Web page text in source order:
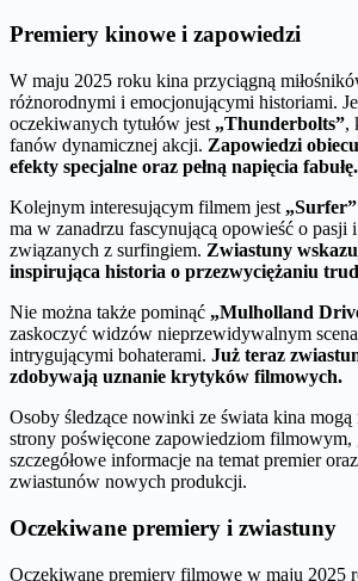
Premiery kinowe i zapowiedzi
W maju 2025 roku kina przyciągną
różnorodnymi i emocjonującymi historiami.
oczekiwanych tytułów jest „Thunderbolts”,
fanów dynamicznej akcji. Zapowiedzi
efekty specjalne oraz pełną napięcia fabułę.
Kolejnym interesującym filmem jest „Surfer”
ma w zanadrzu fascynującą opowieść o pasji
związanych z surfingiem. Zwiastuny
inspirująca historia o przezwyciężaniu
Nie można także pominąć „Mulholland
zaskoczyć widzów nieprzewidywalnym
intrygującymi bohaterami. Już teraz
zdobywają uznanie krytyków filmowych.
Osoby śledzące nowinki ze świata kina
strony poświęcone zapowiedziom filmowym,
szczegółowe informacje na temat premier
zwiastunów nowych produkcji.
Oczekiwane premiery i zwiastuny
Oczekiwane premiery filmowe w maju 2025